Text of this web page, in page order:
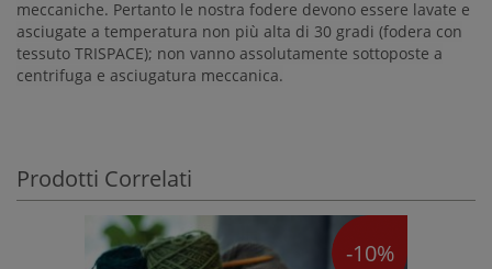
meccaniche. Pertanto le nostra fodere devono essere lavate e
asciugate a temperatura non più alta di 30 gradi (fodera con
tessuto TRISPACE); non vanno assolutamente sottoposte a
centrifuga e asciugatura meccanica.
Prodotti Correlati
-10%